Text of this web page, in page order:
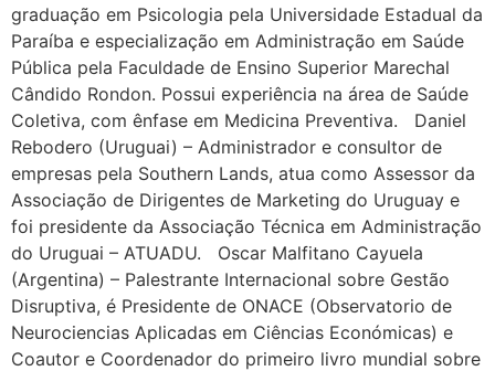
graduação em Psicologia pela Universidade Estadual da
Paraíba e especialização em Administração em Saúde
Pública pela Faculdade de Ensino Superior Marechal
Cândido Rondon. Possui experiência na área de Saúde
Coletiva, com ênfase em Medicina Preventiva. Daniel
Rebodero (Uruguai) – Administrador e consultor de
empresas pela Southern Lands, atua como Assessor da
Associação de Dirigentes de Marketing do Uruguay e
foi presidente da Associação Técnica em Administração
do Uruguai – ATUADU. Oscar Malfitano Cayuela
(Argentina) – Palestrante Internacional sobre Gestão
Disruptiva, é Presidente de ONACE (Observatorio de
Neurociencias Aplicadas em Ciências Económicas) e
Coautor e Coordenador do primeiro livro mundial sobre